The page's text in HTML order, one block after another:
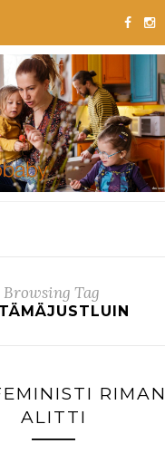
Browsing Tag
RIMAN
ALITTI